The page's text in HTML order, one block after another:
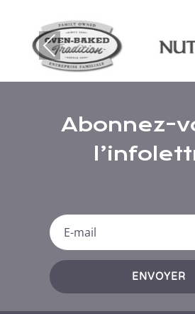
Previous
Abonnez-
ENVOYER